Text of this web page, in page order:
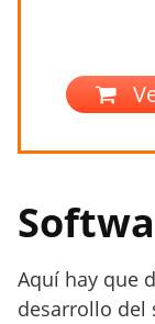
Aquí hay que
desarrollo del